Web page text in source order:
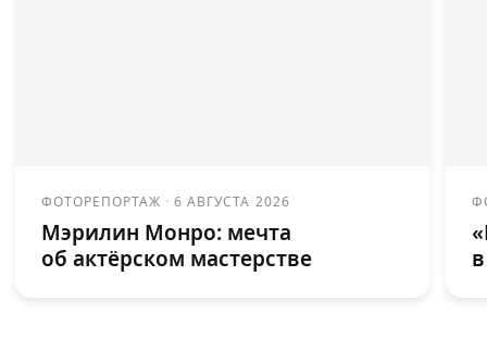
ФОТОРЕПОРТАЖ ·6 АВГУСТА 2026
Мэрилин Монро: мечта
об актёрском мастерстве